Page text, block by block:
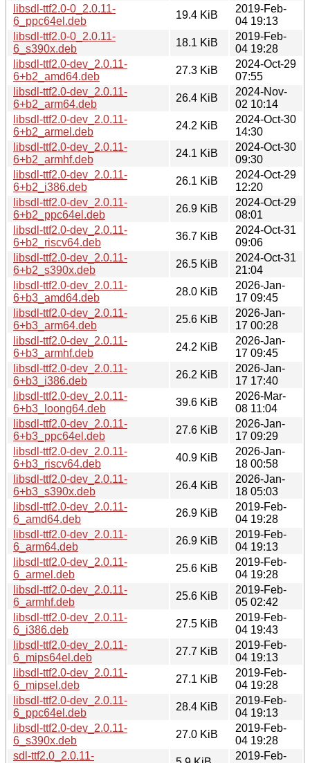
libsdl-ttf2.0-0_2.0.11-
6_ppc64el.deb
19.4 KiB
2019-Feb-
04 19:13
libsdl-ttf2.0-0_2.0.11-
6_s390x.deb
18.1 KiB
2019-Feb-
04 19:28
libsdl-ttf2.0-dev_2.0.11-
6+b2_amd64.deb
27.3 KiB
2024-Oct-29
07:55
libsdl-ttf2.0-dev_2.0.11-
6+b2_arm64.deb
26.4 KiB
2024-Nov-
02 10:14
libsdl-ttf2.0-dev_2.0.11-
6+b2_armel.deb
24.2 KiB
2024-Oct-30
14:30
libsdl-ttf2.0-dev_2.0.11-
6+b2_armhf.deb
24.1 KiB
2024-Oct-30
09:30
libsdl-ttf2.0-dev_2.0.11-
6+b2_i386.deb
26.1 KiB
2024-Oct-29
12:20
libsdl-ttf2.0-dev_2.0.11-
6+b2_ppc64el.deb
26.9 KiB
2024-Oct-29
08:01
libsdl-ttf2.0-dev_2.0.11-
6+b2_riscv64.deb
36.7 KiB
2024-Oct-31
09:06
libsdl-ttf2.0-dev_2.0.11-
6+b2_s390x.deb
26.5 KiB
2024-Oct-31
21:04
libsdl-ttf2.0-dev_2.0.11-
6+b3_amd64.deb
28.0 KiB
2026-Jan-
17 09:45
libsdl-ttf2.0-dev_2.0.11-
6+b3_arm64.deb
25.6 KiB
2026-Jan-
17 00:28
libsdl-ttf2.0-dev_2.0.11-
6+b3_armhf.deb
24.2 KiB
2026-Jan-
17 09:45
libsdl-ttf2.0-dev_2.0.11-
6+b3_i386.deb
26.2 KiB
2026-Jan-
17 17:40
libsdl-ttf2.0-dev_2.0.11-
6+b3_loong64.deb
39.6 KiB
2026-Mar-
08 11:04
libsdl-ttf2.0-dev_2.0.11-
6+b3_ppc64el.deb
27.6 KiB
2026-Jan-
17 09:29
libsdl-ttf2.0-dev_2.0.11-
6+b3_riscv64.deb
40.9 KiB
2026-Jan-
18 00:58
libsdl-ttf2.0-dev_2.0.11-
6+b3_s390x.deb
26.4 KiB
2026-Jan-
18 05:03
libsdl-ttf2.0-dev_2.0.11-
6_amd64.deb
26.9 KiB
2019-Feb-
04 19:28
libsdl-ttf2.0-dev_2.0.11-
6_arm64.deb
26.9 KiB
2019-Feb-
04 19:13
libsdl-ttf2.0-dev_2.0.11-
6_armel.deb
25.6 KiB
2019-Feb-
04 19:28
libsdl-ttf2.0-dev_2.0.11-
6_armhf.deb
25.6 KiB
2019-Feb-
05 02:42
libsdl-ttf2.0-dev_2.0.11-
6_i386.deb
27.5 KiB
2019-Feb-
04 19:43
libsdl-ttf2.0-dev_2.0.11-
6_mips64el.deb
27.7 KiB
2019-Feb-
04 19:13
libsdl-ttf2.0-dev_2.0.11-
6_mipsel.deb
27.1 KiB
2019-Feb-
04 19:28
libsdl-ttf2.0-dev_2.0.11-
6_ppc64el.deb
28.4 KiB
2019-Feb-
04 19:13
libsdl-ttf2.0-dev_2.0.11-
6_s390x.deb
27.0 KiB
2019-Feb-
04 19:28
sdl-ttf2.0_2.0.11-
2019-Feb-